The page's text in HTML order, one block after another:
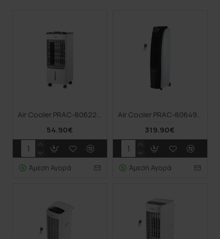
Air Cooler PRAC-80622 Primo 4L 80W Λευκό-Μαύρο
54.90€
Άμεση Αγορά
Air Cooler PRAC-80649 Primo Με Τηλεχ/ριο 30L 200W Λευκό-Μαύρο
319.90€
Άμεση Αγορά